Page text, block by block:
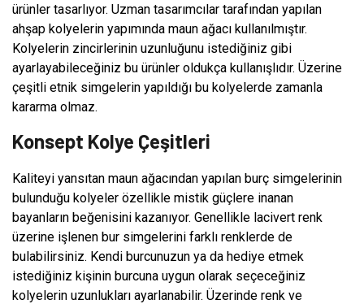
ürünler tasarlıyor. Uzman tasarımcılar tarafından yapılan
ahşap kolyelerin yapımında maun ağacı kullanılmıştır.
Kolyelerin zincirlerinin uzunluğunu istediğiniz gibi
ayarlayabileceğiniz bu ürünler oldukça kullanışlıdır. Üzerine
çeşitli etnik simgelerin yapıldığı bu kolyelerde zamanla
kararma olmaz.
Konsept Kolye Çeşitleri
Kaliteyi yansıtan maun ağacından yapılan burç simgelerinin
bulunduğu kolyeler özellikle mistik güçlere inanan
bayanların beğenisini kazanıyor. Genellikle lacivert renk
üzerine işlenen bur simgelerini farklı renklerde de
bulabilirsiniz. Kendi burcunuzun ya da hediye etmek
istediğiniz kişinin burcuna uygun olarak seçeceğiniz
kolyelerin uzunlukları ayarlanabilir. Üzerinde renk ve